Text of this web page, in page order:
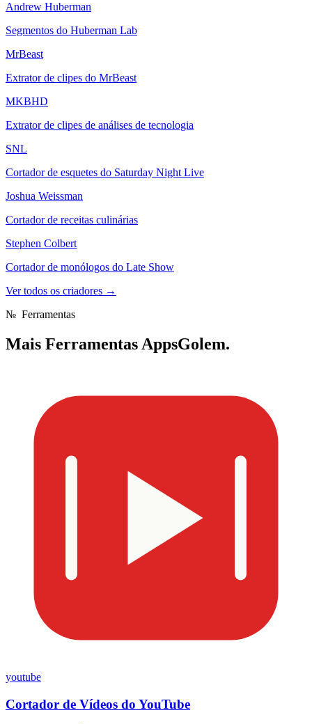
Andrew Huberman
Segmentos do Huberman Lab
MrBeast
Extrator de clipes do MrBeast
MKBHD
Extrator de clipes de análises de tecnologia
SNL
Cortador de esquetes do Saturday Night Live
Joshua Weissman
Cortador de receitas culinárias
Stephen Colbert
Cortador de monólogos do Late Show
Ver todos os criadores →
№ Ferramentas
Mais Ferramentas AppsGolem.
youtube
Cortador de Vídeos do YouTube